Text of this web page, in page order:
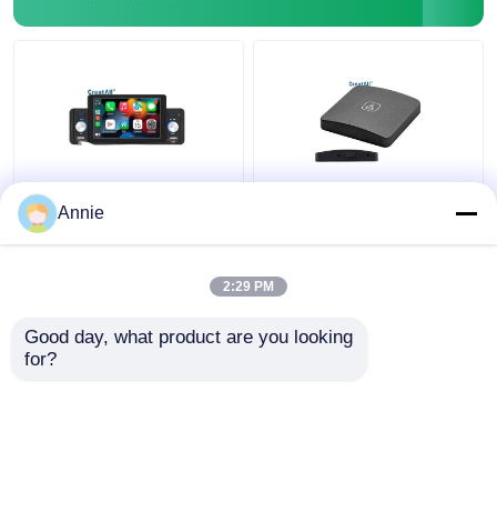
ক্রিয়েটল 5-ইঞ্চি গাড়ি এমপি 5
প্লেয়ার ব্লুটুথ বিপরীত ক্যামেরা
সমর্থন করে WAV MP3 এপিই
সামঞ্জস্যতা তারযুক্তকে
ওয়্যারলেসে রূপান্তরিত করে
Annie
2:29 PM
Good day, what product are you looking
for?